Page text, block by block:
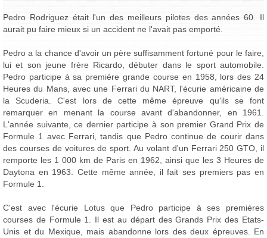
Pedro Rodriguez était l'un des meilleurs pilotes des années 60. Il
aurait pu faire mieux si un accident ne l'avait pas emporté.
Pedro a la chance d'avoir un père suffisamment fortuné pour le faire,
lui et son jeune frère Ricardo, débuter dans le sport automobile.
Pedro participe à sa première grande course en 1958, lors des 24
Heures du Mans, avec une Ferrari du NART, l'écurie américaine de
la Scuderia. C'est lors de cette même épreuve qu'ils se font
remarquer en menant la course avant d'abandonner, en 1961.
L'année suivante, ce dernier participe à son premier Grand Prix de
Formule 1 avec Ferrari, tandis que Pedro continue de courir dans
des courses de voitures de sport. Au volant d'un Ferrari 250 GTO, il
remporte les 1 000 km de Paris en 1962, ainsi que les 3 Heures de
Daytona en 1963. Cette même année, il fait ses premiers pas en
Formule 1.
C'est avec l'écurie Lotus que Pedro participe à ses premières
courses de Formule 1. Il est au départ des Grands Prix des Etats-
Unis et du Mexique, mais abandonne lors des deux épreuves. En